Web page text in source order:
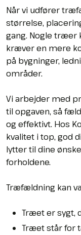
Når vi udfører
størrelse,
gang. Nogle træer
kræver en mere
på bygninger,
områder.
Vi arbejder med
til opgaven, så
og effektivt. Hos
kvalitet i top, god
lytter til dine
forholdene.
Træfældning kan
​Træet er sygt,
​Træet står for